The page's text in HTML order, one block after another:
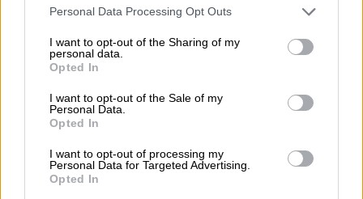
Personal Data Processing Opt Outs
I want to opt-out of the Sharing of my
personal data.
Opted In
I want to opt-out of the Sale of my
Personal Data.
Opted In
I want to opt-out of processing my
Personal Data for Targeted Advertising.
Opted In
El Gobierno de la Comunidad de Madrid organizó un homenaje a las víctimas
del Covid al que no invitó a los partidos de la oposición
Se acabó el espectáculo
María Mir-Rocafort
Más artículos de este autor